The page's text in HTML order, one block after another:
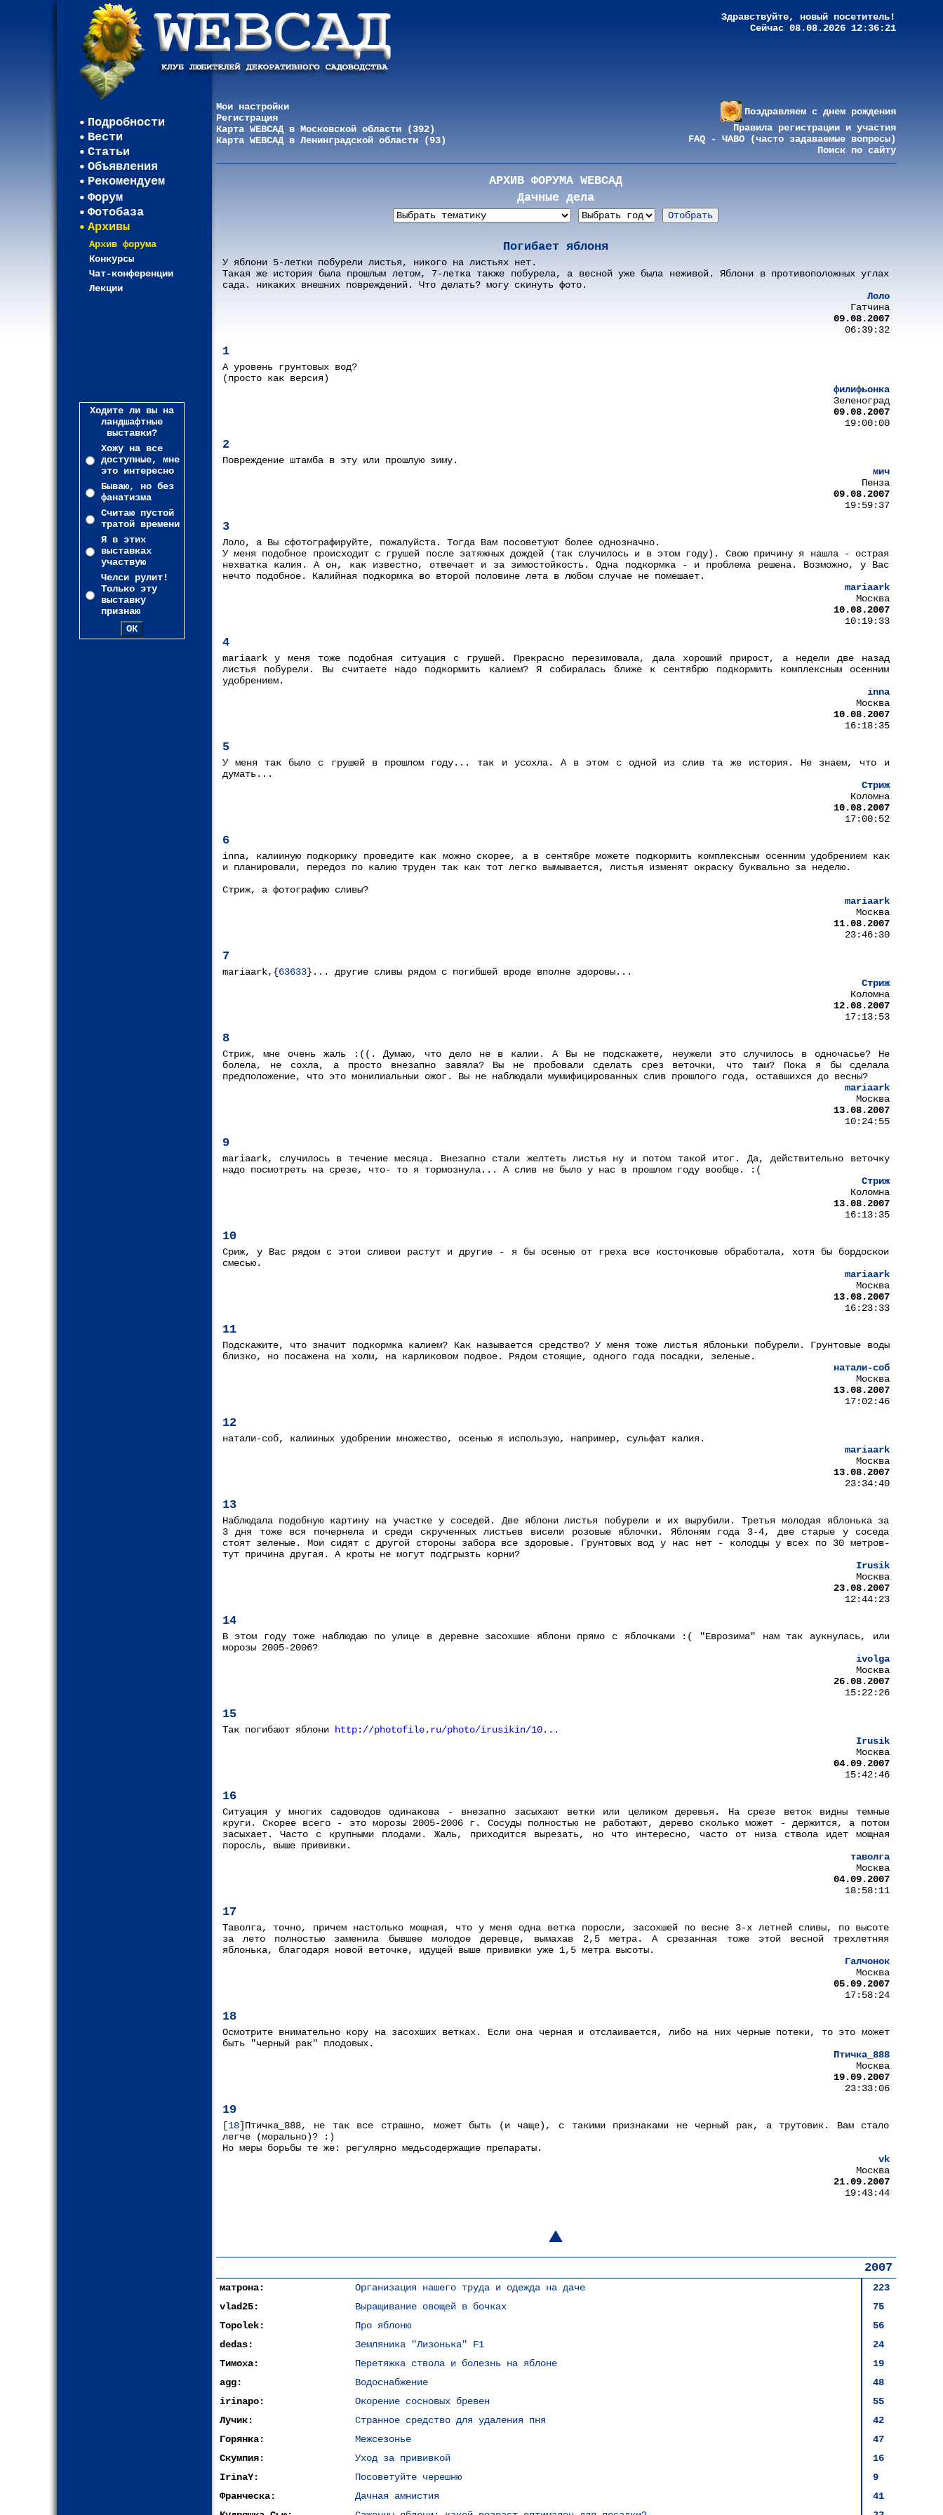
Здравствуйте, новый посетитель!
Сейчас 08.08.2026 12:36:21
Подробности
Вести
Статьи
Объявления
Рекомендуем
Форум
Фотобаза
Архивы
Архив форума
Конкурсы
Чат-конференции
Лекции
Ходите ли вы на
ландшафтные
выставки?
Хожу на все
доступные, мне
это интересно
Бываю, но без
фанатизма
Считаю пустой
тратой времени
Я в этих
выставках
участвую
Челси рулит!
Только эту
выставку
признаю
Мои настройки
Регистрация
Карта WEBСАД в Московской области (392)
Карта WEBСАД в Ленинградской области (93)
Поздравляем с днем рождения
Правила регистрации и участия
FAQ - ЧАВО (часто задаваемые вопросы)
Поиск по сайту
АРХИВ ФОРУМА WEBСАД
Дачные дела
Погибает яблоня
У яблони 5-летки побурели листья, никого на листьях нет.
Такая же история была прошлым летом, 7-летка также побурела, а весной уже была неживой. Яблони в противоположных углах
сада. никаких внешних повреждений. Что делать? могу скинуть фото.
Лоло
Гатчина
09.08.2007
06:39:32
1
А уровень грунтовых вод?
(просто как версия)
филифьонка
Зеленоград
09.08.2007
19:00:00
2
Повреждение штамба в эту или прошлую зиму.
мич
Пенза
09.08.2007
19:59:37
3
Лоло, а Вы сфотографируйте, пожалуйста. Тогда Вам посоветуют более однозначно.
У меня подобное происходит с грушей после затяжных дождей (так случилось и в этом году). Свою причину я нашла - острая
нехватка калия. А он, как известно, отвечает и за зимостойкость. Одна подкормка - и проблема решена. Возможно, у Вас
нечто подобное. Калийная подкормка во второй половине лета в любом случае не помешает.
mariaark
Москва
10.08.2007
10:19:33
4
mariaark у меня тоже подобная ситуация с грушей. Прекрасно перезимовала, дала хороший прирост, а недели две назад
листья побурели. Вы считаете надо подкормить калием? Я собиралась ближе к сентябрю подкормить комплексным осенним
удобрением.
inna
Москва
10.08.2007
16:18:35
5
У меня так было с грушей в прошлом году... так и усохла. А в этом с одной из слив та же история. Не знаем, что и
думать...
Стриж
Коломна
10.08.2007
17:00:52
6
inna, калииную подкормку проведите как можно скорее, а в сентябре можете подкормить комплексным осенним удобрением как
и планировали, передоз по калию труден так как тот легко вымывается, листья изменят окраску буквально за неделю.
Стриж, а фотографию сливы?
mariaark
Москва
11.08.2007
23:46:30
7
mariaark,{63633}... другие сливы рядом с погибшей вроде вполне здоровы...
Стриж
Коломна
12.08.2007
17:13:53
8
Стриж, мне очень жаль :((. Думаю, что дело не в калии. А Вы не подскажете, неужели это случилось в одночасье? Не
болела, не сохла, а просто внезапно завяла? Вы не пробовали сделать срез веточки, что там? Пока я бы сделала
предположение, что это монилиальныи ожог. Вы не наблюдали мумифицированных слив прошлого года, оставшихся до весны?
mariaark
Москва
13.08.2007
10:24:55
9
mariaark, случилось в течение месяца. Внезапно стали желтеть листья ну и потом такой итог. Да, действительно веточку
надо посмотреть на срезе, что- то я тормознула... А слив не было у нас в прошлом году вообще. :(
Стриж
Коломна
13.08.2007
16:13:35
10
Сриж, у Вас рядом с этои сливои растут и другие - я бы осенью от греха все косточковые обработала, хотя бы бордоскои
смесью.
mariaark
Москва
13.08.2007
16:23:33
11
Подскажите, что значит подкормка калием? Как называется средство? У меня тоже листья яблоньки побурели. Грунтовые воды
близко, но посажена на холм, на карликовом подвое. Рядом стоящие, одного года посадки, зеленые.
натали-соб
Москва
13.08.2007
17:02:46
12
натали-соб, калииных удобрении множество, осенью я использую, например, сульфат калия.
mariaark
Москва
13.08.2007
23:34:40
13
Наблюдала подобную картину на участке у соседей. Две яблони листья побурели и их вырубили. Третья молодая яблонька за
3 дня тоже вся почернела и среди скрученных листьев висели розовые яблочки. Яблоням года 3-4, две старые у соседа
стоят зеленые. Мои сидят с другой стороны забора все здоровые. Грунтовых вод у нас нет - колодцы у всех по 30 метров-
тут причина другая. А кроты не могут подгрызть корни?
Irusik
Москва
23.08.2007
12:44:23
14
В этом году тоже наблюдаю по улице в деревне засохшие яблони прямо с яблочками :( "Еврозима" нам так аукнулась, или
морозы 2005-2006?
ivolga
Москва
26.08.2007
15:22:26
15
Так погибают яблони
http://photofile.ru/photo/irusikin/10...
Irusik
Москва
04.09.2007
15:42:46
16
Ситуация у многих садоводов одинакова - внезапно засыхают ветки или целиком деревья. На срезе веток видны темные
круги. Скорее всего - это морозы 2005-2006 г. Сосуды полностью не работают, дерево сколько может - держится, а потом
засыхает. Часто с крупными плодами. Жаль, приходится вырезать, но что интересно, часто от низа ствола идет мощная
поросль, выше прививки.
таволга
Москва
04.09.2007
18:58:11
17
Таволга, точно, причем настолько мощная, что у меня одна ветка поросли, засохшей по весне 3-х летней сливы, по высоте
за лето полностью заменила бывшее молодое деревце, вымахав 2,5 метра. А срезанная тоже этой весной трехлетняя
яблонька, благодаря новой веточке, идущей выше прививки уже 1,5 метра высоты.
Галчонок
Москва
05.09.2007
17:58:24
18
Осмотрите внимательно кору на засохших ветках. Если она черная и отслаивается, либо на них черные потеки, то это может
быть "черный рак" плодовых.
Птичка_888
Москва
19.09.2007
23:33:06
19
[18]Птичка_888, не так все страшно, может быть (и чаще), с такими признаками не черный рак, а трутовик. Вам стало
легче (морально)? :)
Но меры борьбы те же: регулярно медьсодержащие препараты.
vk
Москва
21.09.2007
19:43:44
2007
матрона: Организация нашего труда и одежда на даче
223
vlad25:
Выращивание овощей в бочках
75
Topolek:
Про яблоню
56
dedas:
Земляника "Лизонька" F1
24
Тимоха:
Перетяжка ствола и болезнь на яблоне
19
agg:
Водоснабжение
48
irinapo:
Окорение сосновых бревен
55
Лучик:
Странное средство для удаления пня
42
Горянка:
Межсезонье
47
Скумпия:
Уход за прививкой
16
IrinaY:
Посоветуйте черешню
9
Франческа:
Дачная амнистия
41